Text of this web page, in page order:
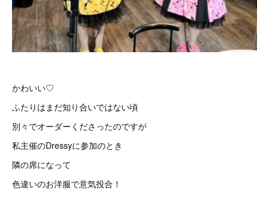
かわいい♡
ふたりはまだ知り合いではない頃
別々でオーダーくださったのですが
私主催のDressyに参加のとき
隣の席になって
色違いのお洋服で意気投合！